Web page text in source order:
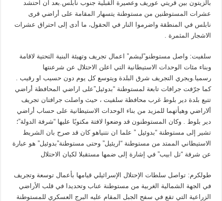
بالزيتون بين قريتي عوريف وعصيرة القبلية جنوب نابلس.بعد ان احتشد
عشرات المستوطنين من مستوطنة يتسهار المقامة على أراضي قرى
نابلس في المنطقة واضرموا النار في الحقول، ما أدى إلى احتراق عشرات
الاشجار المثمرة .
سلفيت: واصل مستوطنو”ليشم” اعمال تجريف وتهيئة البنية التحتية لاقامة
وبناء مئات الوحدات الاستيطانية التي اعلن الاحتلال عن شرعنتها
رسميا.ويجري التجريف شرق البلدة ويتوسع كل يوم دون حسيب او رقيب .
كما جرّفت جرافات تابعة لمستوطنة “بدوئيل”على اراضي المحافظة أراضي
تتبع بلدة دير بلوط غرب محافظة سلفيت ، حيث واصلت جرافتان تجريف
ألاراضي وهيأتهما للمزيد من بناء الوحدات الاستيطانية على حساب أراضي
دير بلوط . وكان المستوطنون قد وضعوا لافتة مكتوبًا عليها “شرفة الدولة”؛
تشير إلى مستوطنة “بدوئيل ” علما ان نتنياهو كان قد صرح بان الشريط
الاستيطاني الممتد من مستوطنة “اريئيل” وحتى مستوطنة”بدوئيل” هو عبارة
عن شرفة “تل ابيب” في إشارة إلى ضمها مستقبلا لكيان الاحتلال
طولكرم: تواصل سلطات الإحتلال الإسرائيلي قيامها بأعمال توسعة وتجريف
في الجهة الشمالية الغربية من مستوطنة عناب وتحديدا في قلب الأراضي
الزراعية التي تقع في سفح الجبل المقام عليه البرج العسكري للمستوطنة